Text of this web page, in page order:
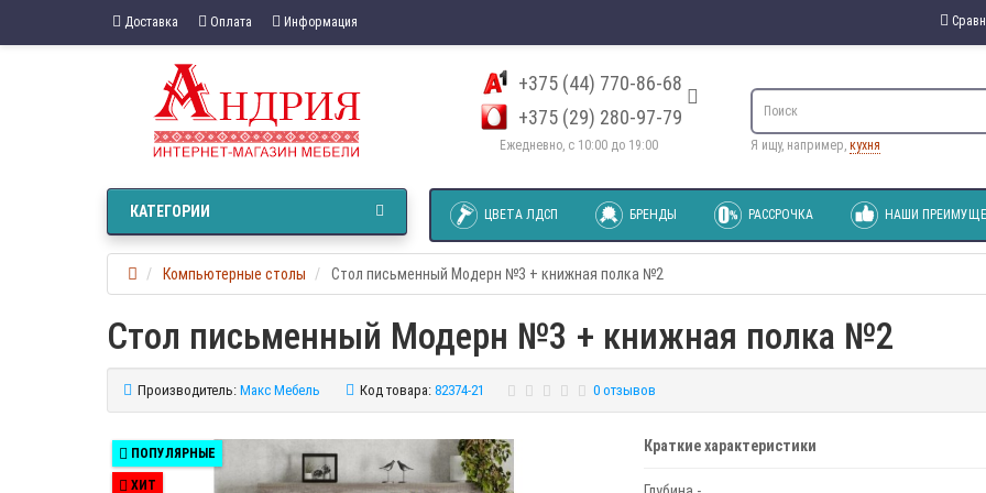
Доставка Оплата Информация
+375 (44) 770-86-68
+375 (29) 280-97-79
Ежедневно, с 10:00 до 19:00 Я ищу, например, кухня
ЦВЕТА ЛДСП БРЕНДЫ РАССРОЧКА НАШИ
КАТЕГОРИИ
Компьютерные столы Стол письменный Модерн №3 + книжная полка №2
Стол письменный Модерн №3 + книжная полка №2
Производитель: Макс Мебель Код товара: 82374-21 0 отзывов
ПОПУЛЯРНЫЕ
ХИТ
Краткие характеристики